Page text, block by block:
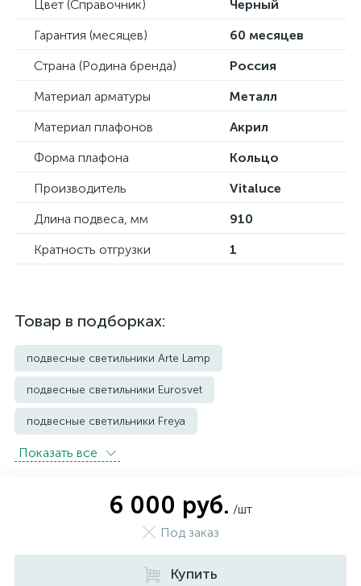
Цвет (Справочник)
Черный
Гарантия (месяцев)
60 месяцев
Страна (Родина бренда)
Россия
Материал арматуры
Металл
Материал плафонов
Акрил
Форма плафона
Кольцо
Производитель
Vitaluce
Длина подвеса, мм
910
Кратность отгрузки
1
Товар в подборках:
подвесные светильники Arte Lamp
подвесные светильники Eurosvet
подвесные светильники Freya
подвесные светильники Imperium Loft
подвесные светильники Lightstar
подвесные светильники Lumion
Показать всe
6 000 руб. /шт
Под заказ
Купить